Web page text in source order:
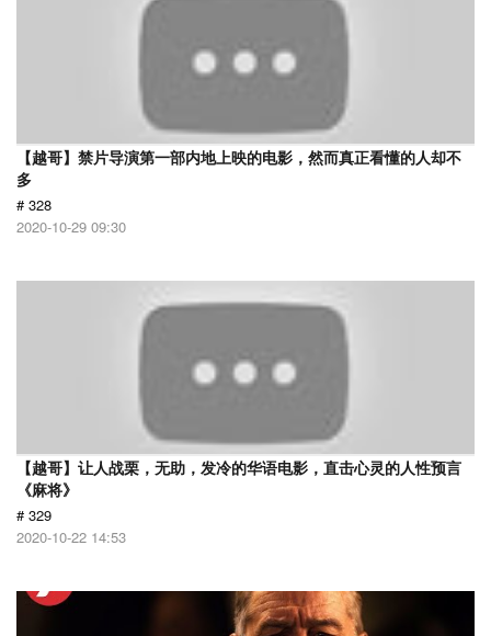
【越哥】禁片导演第一部内地上映的电影，然而真正看懂的人却不
多
# 328
2020-10-29 09:30
【越哥】让人战栗，无助，发冷的华语电影，直击心灵的人性预言
《麻将》
# 329
2020-10-22 14:53